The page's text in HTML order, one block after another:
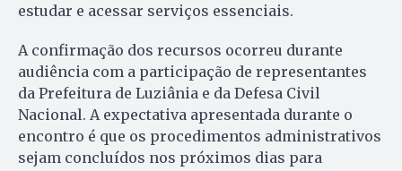
estudar e acessar serviços essenciais.
A confirmação dos recursos ocorreu durante
audiência com a participação de representantes
da Prefeitura de Luziânia e da Defesa Civil
Nacional. A expectativa apresentada durante o
encontro é que os procedimentos administrativos
sejam concluídos nos próximos dias para